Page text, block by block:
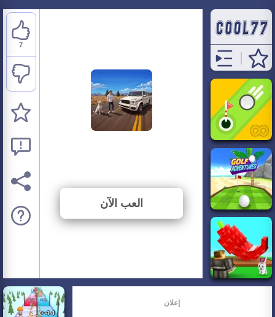
العب الآن
7
إعلان